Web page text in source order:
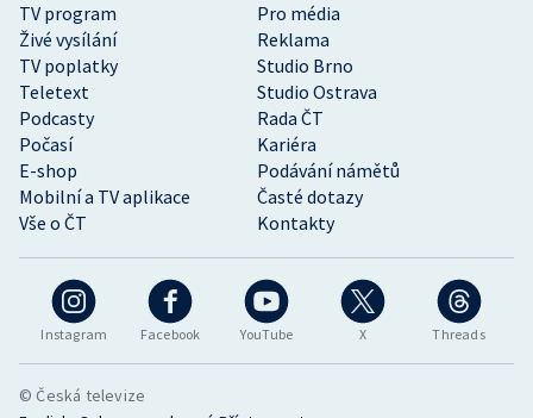
Instagram Facebook YouTube X Threads
TV program
Pro média
Živé vysílání
Reklama
TV poplatky
Studio Brno
Teletext
Studio Ostrava
Podcasty
Rada ČT
Počasí
Kariéra
E-shop
Podávání námětů
Mobilní a TV aplikace
Časté dotazy
Vše o ČT
Kontakty
© Česká televize